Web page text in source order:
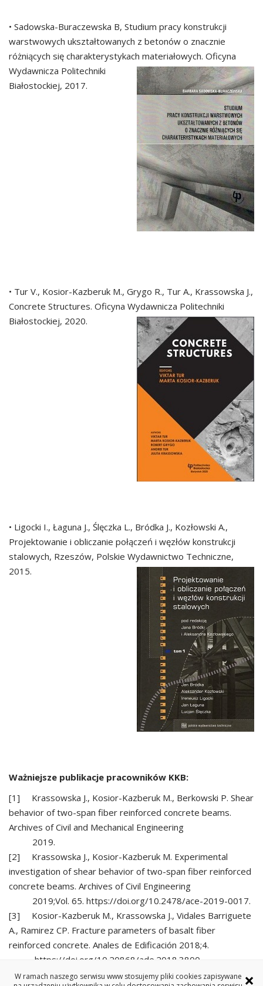
• Sadowska-Buraczewska B, Studium pracy konstrukcji
warstwowych ukształtowanych z betonów o znacznie
różniących się charakterystykach materiałowych. Oficyna
Wydawnicza Politechniki
Białostockiej, 2017.
• Tur V., Kosior-Kazberuk M., Grygo R., Tur A., Krassowska J.,
Concrete Structures. Oficyna Wydawnicza Politechniki
Białostockiej, 2020.
• Ligocki I., Łaguna J., Ślęczka L., Bródka J., Kozłowski A.,
Projektowanie i obliczanie połączeń i węzłów konstrukcji
stalowych, Rzeszów, Polskie Wydawnictwo Techniczne,
2015.
Ważniejsze publikacje pracowników KKB:
[1] Krassowska J., Kosior-Kazberuk M., Berkowski P. Shear
behavior of two-span fiber reinforced concrete beams.
Archives of Civil and Mechanical Engineering
2019.
[2] Krassowska J., Kosior-Kazberuk M. Experimental
investigation of shear behavior of two-span fiber reinforced
concrete beams. Archives of Civil Engineering
2019;Vol. 65. https://doi.org/10.2478/ace-2019-0017.
[3] Kosior-Kazberuk M., Krassowska J., Vidales Barriguete
A., Ramirez CP. Fracture parameters of basalt fiber
reinforced concrete. Anales de Edificación 2018;4.
https://doi.org/10.20868/ade.2018.3800.
[4] Vidales Barriguete A., Santa-Cruz-Astorqui J., Piña-
×
W ramach naszego serwisu www stosujemy pliki cookies zapisywane